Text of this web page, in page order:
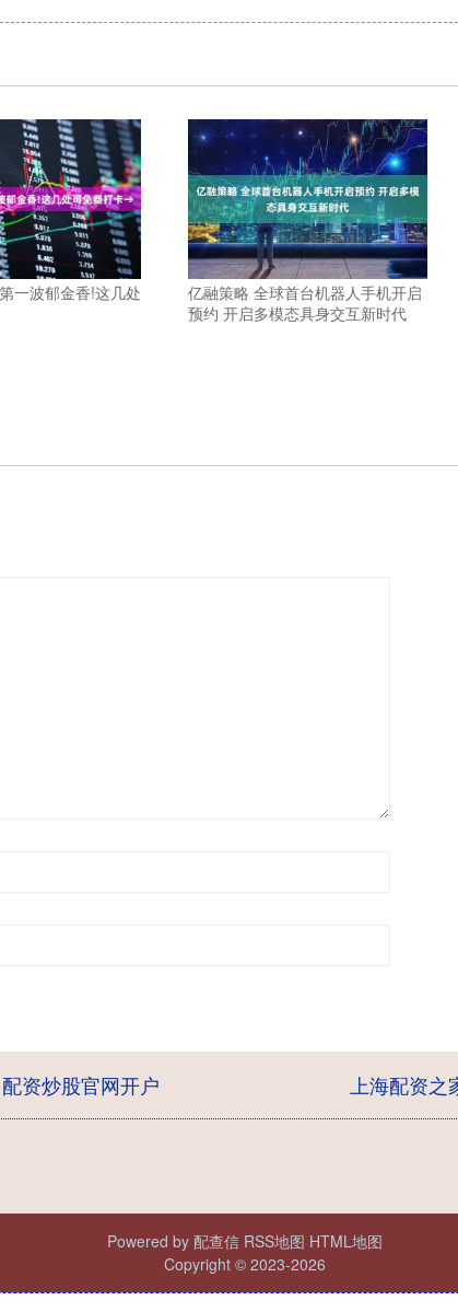
一波郁金香!这几处
亿融策略 全球首台机器人手机开启
预约 开启多模态具身交互新时代
配资炒股官网开户 上海配资之
Powered by 配查信 RSS地图 HTML地图
Copyright © 2023-2026